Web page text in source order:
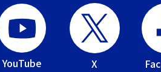
YouTube X